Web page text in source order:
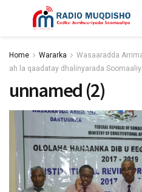
Home Wararka
Wasaaradda
ah la qaadatay dhalinyarada
unnamed (2)